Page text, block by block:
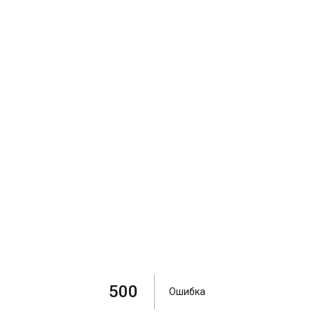
500 Ошибка